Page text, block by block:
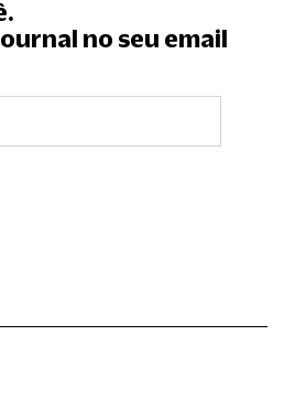
no seu email